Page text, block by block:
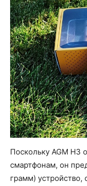
Поскольку AGM H3
смартфонам, он
грамм) устройство,